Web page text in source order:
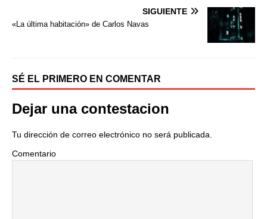
k
i
SIGUIENTE
«La última habitación» de Carlos Navas
SÉ EL PRIMERO EN COMENTAR
Dejar una contestacion
Tu dirección de correo electrónico no será publicada.
Comentario